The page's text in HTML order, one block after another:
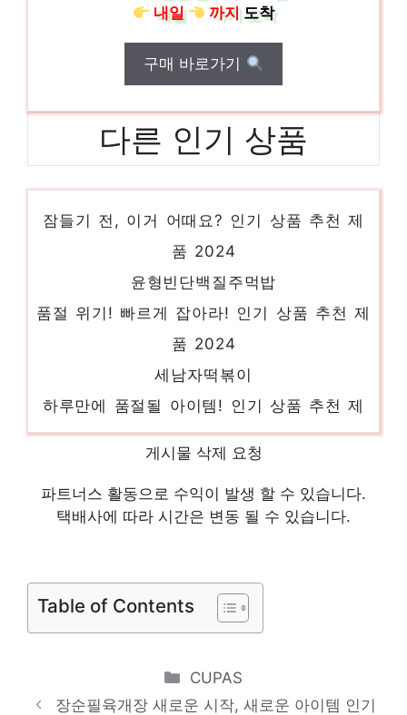
내일
까지도착
구매 바로가기
다른 인기 상품
품 2024
윤형빈단백질주먹밥
품절 위기! 빠르게 잡아라! 인기 상품 추천 제
품 2024
세남자떡볶이
하루만에 품절될 아이템! 인기 상품 추천 제
품 2024
다이어트주아
품 2024
제품 2024
요뽀끼
제품 2024
게시물 삭제 요청
파트너스 활동으로 수익이 발생 할 수 있습니다.
택배사에 따라 시간은 변동 될 수 있습니다.
Table of Contents
Categories
CUPAS
장순필육개장 새로운 시작, 새로운 아이템 인기